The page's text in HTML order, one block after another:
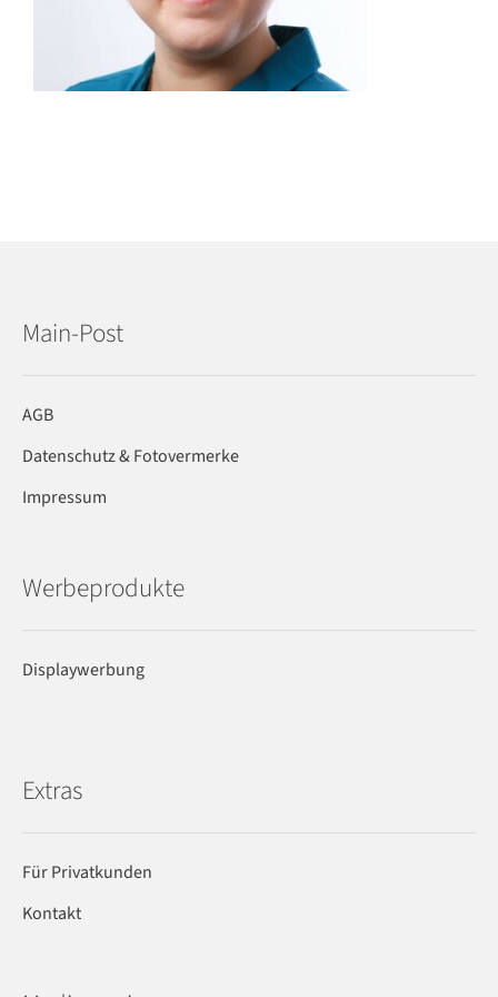
Main-Post
AGB
Datenschutz & Fotovermerke
Impressum
Werbeprodukte
Displaywerbung
Extras
Für Privatkunden
Kontakt